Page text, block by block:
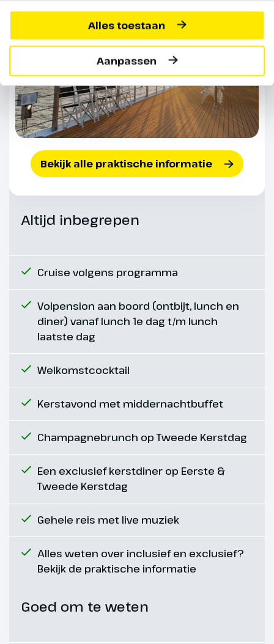
Alles toestaan
Aanpassen
Rüdesheim – Koblenz
Deze ochtend passeren we
herhaaldelijk de Loreley en
leggen we tijdens de lunch in
Koblenz aan. Hier zullen we de
kerstnacht doorbrengen. ’s
Avonds heb je de mogelijkheid
om in een kerk de nachtmis
bijwonen. Op deze speciale
avond zal er tegen middernacht
nog een snackbuffet worden
Dag 6
Eerste Kerstdag: Koblenz –
Bonn
Vandaag staat de hele dag in het
teken van Kerstmis. Terwijl je
rondkijkt in het centrum van
keukenbrigade druk in de weer
verhoging van de kerstsfeer
wordt het dragen van feestelijke
Altijd inbegrepen
Cruise volgens programma
Volpension aan boord (ontbijt, lunch en
diner) vanaf lunch 1e dag t/m lunch
laatste dag
Welkomstcocktail
Kerstavond met middernachtbuffet
Champagnebrunch op Tweede Kerstdag
Een exclusief kerstdiner op Eerste &
Tweede Kerstdag
Gehele reis met live muziek
Alles weten over inclusief en exclusief?
Bekijk de praktische informatie
Bekijk alle praktische informatie
Goed om te weten